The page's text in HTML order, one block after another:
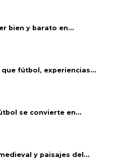
bien y barato en...
fútbol, experiencias...
se convierte en...
y paisajes del...